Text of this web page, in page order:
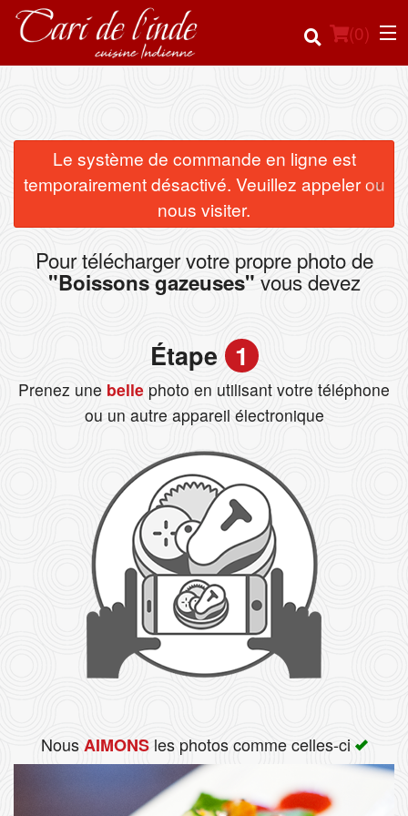
(0)
Commander en ligne
Emplacement
Connection
Le système de commande en ligne est
temporairement désactivé. Veuillez appeler ou
nous visiter.
×
Pour télécharger votre propre photo de
"Boissons gazeuses" vous devez
Étape 1
Prenez une belle photo en utilisant votre téléphone
ou un autre appareil électronique
NousAIMONSles photos comme celles-ci